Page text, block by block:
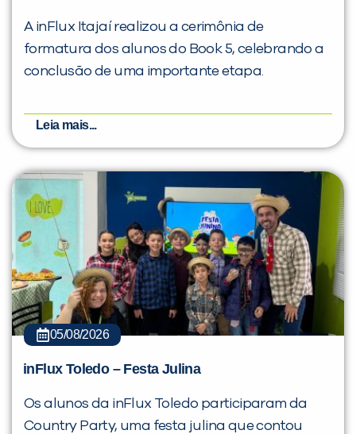
A inFlux Itajaí realizou a cerimônia de
formatura dos alunos do Book 5, celebrando a
conclusão de uma importante etapa.
Leia mais...
05/08/2026
inFlux Toledo – Festa Julina
Os alunos da inFlux Toledo participaram da
Country Party, uma festa julina que contou